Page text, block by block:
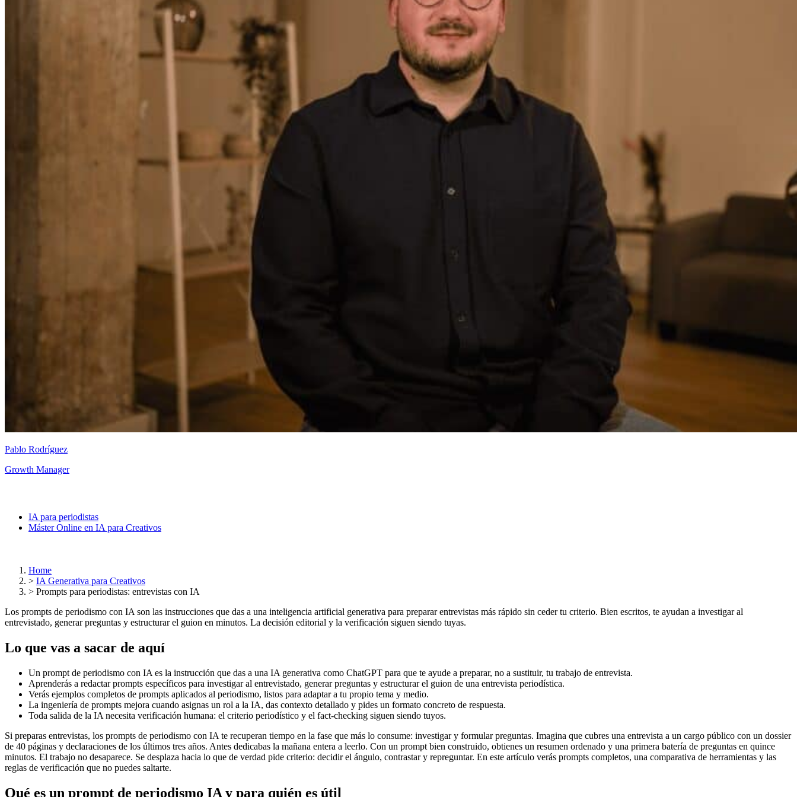
Pablo Rodríguez
Growth Manager
IA para periodistas
Máster Online en IA para Creativos
Home
> IA Generativa para Creativos
> Prompts para periodistas: entrevistas con IA
Los prompts de periodismo con IA son las instrucciones que das a una inteligencia artificial generativa para preparar entrevistas más rápido sin ceder tu criterio. Bien escritos, te ayudan a investigar al
entrevistado, generar preguntas y estructurar el guion en minutos. La decisión editorial y la verificación siguen siendo tuyas.
Lo que vas a sacar de aquí
Un prompt de periodismo con IA es la instrucción que das a una IA generativa como ChatGPT para que te ayude a preparar, no a sustituir, tu trabajo de entrevista.
Aprenderás a redactar prompts específicos para investigar al entrevistado, generar preguntas y estructurar el guion de una entrevista periodística.
Verás ejemplos completos de prompts aplicados al periodismo, listos para adaptar a tu propio tema y medio.
La ingeniería de prompts mejora cuando asignas un rol a la IA, das contexto detallado y pides un formato concreto de respuesta.
Toda salida de la IA necesita verificación humana: el criterio periodístico y el fact-checking siguen siendo tuyos.
Si preparas entrevistas, los prompts de periodismo con IA te recuperan tiempo en la fase que más lo consume: investigar y formular preguntas. Imagina que cubres una entrevista a un cargo público con un dossier
de 40 páginas y declaraciones de los últimos tres años. Antes dedicabas la mañana entera a leerlo. Con un prompt bien construido, obtienes un resumen ordenado y una primera batería de preguntas en quince
minutos. El trabajo no desaparece. Se desplaza hacia lo que de verdad pide criterio: decidir el ángulo, contrastar y repreguntar. En este artículo verás prompts completos, una comparativa de herramientas y las
reglas de verificación que no puedes saltarte.
Qué es un prompt de periodismo IA y para quién es útil